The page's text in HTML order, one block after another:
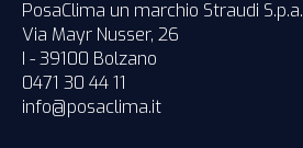
PosaClima un marchio Straudi S.p.a.
Via Mayr Nusser, 26
I - 39100 Bolzano
0471 30 44 11
info@posaclima.it